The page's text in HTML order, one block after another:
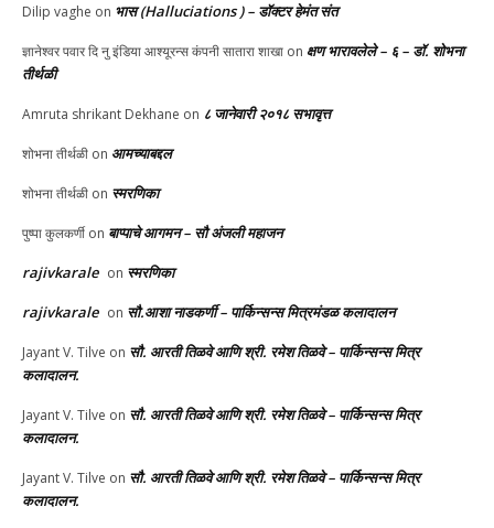
Dilip vaghe on भास (Halluciations ) – डॉक्टर हेमंत संत
ज्ञानेश्वर पवार दि नु इंडिया आश्यूरन्स कंपनी सातारा शाखा on क्षण भारावलेले – ६ – डॉ. शोभना
तीर्थळी
Amruta shrikant Dekhane on ८ जानेवारी २०१८ सभावृत्त
शोभना तीर्थळी on आमच्याबद्दल
शोभना तीर्थळी on स्मरणिका
पुष्पा कुलकर्णी on बाप्पाचे आगमन – सौ अंजली महाजन
rajivkarale on स्मरणिका
rajivkarale on सौ.आशा नाडकर्णी – पार्किन्सन्स मित्रमंडळ कलादालन
Jayant V. Tilve on सौ. आरती तिळवे आणि श्री. रमेश तिळवे – पार्किन्सन्स मित्र
कलादालन.
Jayant V. Tilve on सौ. आरती तिळवे आणि श्री. रमेश तिळवे – पार्किन्सन्स मित्र
कलादालन.
Jayant V. Tilve on सौ. आरती तिळवे आणि श्री. रमेश तिळवे – पार्किन्सन्स मित्र
कलादालन.